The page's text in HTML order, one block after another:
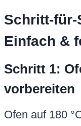
Schritt-
Einfach &
Schritt 1:
vorbereiten
Ofen auf 180